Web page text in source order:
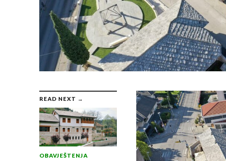
READ NEXT →
OBAVJEŠTENJA